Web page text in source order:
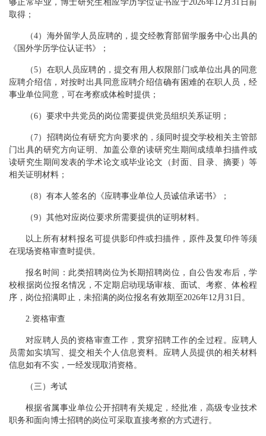
够正常毕业，博士研究生相应学历学位证书应于2026年12月31日前
取得；
（4）海外留学人员应聘的，提交经教育部留学服务中心出具的
《国外学历学位认证书》；
（5）在职人员应聘的，提交有用人权限部门或单位出具的同意
应聘介绍信，对按时出具同意应聘介绍信确有困难的在职人员，经
事业单位同意，可在考察或体检时提供；
（6）要求中共党员的岗位需要提供党员组织关系证明；
（7）招聘岗位有研究方向要求的，须同时提交学校相关主管部
门出具的研究方向证明、加盖公章的读研究生期间成绩单扫描件或
读研究生期间发表的学术论文或毕业论文（封面、目录、摘要）等
相关证明材料；
（8）有本人签名的《应聘事业单位人员诚信承诺书》；
（9）其他对应岗位要求所需要提供的证明材料。
以上所有材料报名可提供影印件或扫描件，原件及复印件等须
在现场资格审查时提供。
报名时间：此类招聘岗位为长期招聘岗位，自公告发布后，学
校根据岗位报名情况，不定期启动现场审核、面试、考察、体检程
序，岗位招满即止，未招满的岗位报名有效期至2026年12月31日。
2.资格审查
对应聘人员的资格审查工作，贯穿招聘工作的全过程。应聘人
员需如实填写、提交相关个人信息资料。应聘人员提供的相关材料
信息如有不实，一经发现取消资格。
（三）考试
根据省属事业单位公开招聘有关规定，经批准，高级专业技术
职务和面向博士招聘的岗位可采取直接考察的方式进行。